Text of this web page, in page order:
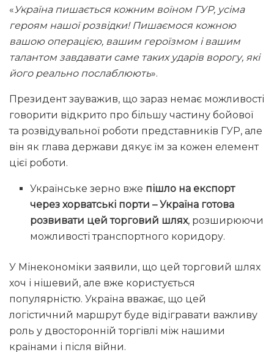
«Україна пишається кожним воїном ГУР, усіма
героям нашої розвідки! Пишаємося кожною
вашою операцією, вашим героїзмом і вашим
талантом завдавати саме таких ударів ворогу, які
його реально послаблюють».
Президент зауважив, що зараз немає можливості
говорити відкрито про більшу частину бойової
та розвідувальної роботи представників ГУР, але
він як глава держави дякує їм за кожен елемент
цієї роботи.
Українське зерно вже пішло на експорт
через хорватські порти – Україна готова
розвивати цей торговий шлях, розширюючи
можливості транспортного коридору.
У Мінекономіки заявили, що цей торговий шлях
хоч і нішевий, але вже користується
популярністю. Україна вважає, що цей
логістичний маршрут буде відігравати важливу
роль у двосторонній торгівлі між нашими
країнами і після війни.